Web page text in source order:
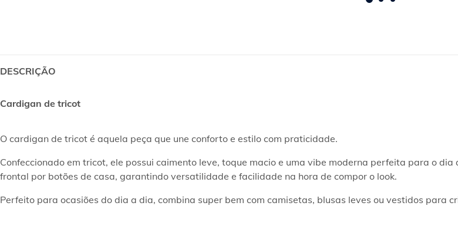
DESCRIÇÃO
Cardigan de tricot
O cardigan de tricot é aquela peça que une conforto e estilo com praticidade.
Confeccionado em tricot, ele possui caimento leve, toque macio e uma vibe moderna perfeita para o
frontal por botões de casa, garantindo versatilidade e facilidade na hora de compor o look.
Perfeito para ocasiões do dia a dia, combina super bem com camisetas, blusas leves ou vestidos para